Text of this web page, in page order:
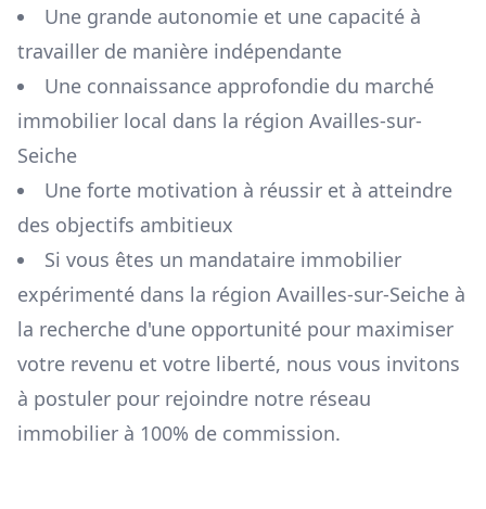
Une grande autonomie et une capacité à
travailler de manière indépendante
Une connaissance approfondie du marché
immobilier local dans la région Availles-sur-
Seiche
Une forte motivation à réussir et à atteindre
des objectifs ambitieux
Si vous êtes un mandataire immobilier
expérimenté dans la région Availles-sur-Seiche à
la recherche d'une opportunité pour maximiser
votre revenu et votre liberté, nous vous invitons
à postuler pour rejoindre notre réseau
immobilier à 100% de commission.